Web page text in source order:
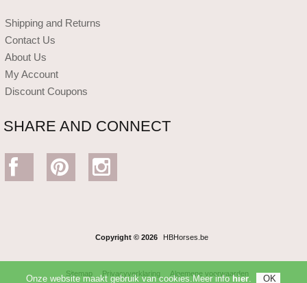
Shipping and Returns
Contact Us
About Us
My Account
Discount Coupons
SHARE AND CONNECT
Copyright © 2026 HBHorses.be
Sitemap Privacyverklaring Algemene voorwaarden
Onze website maakt gebruik van cookies.Meer infohier.